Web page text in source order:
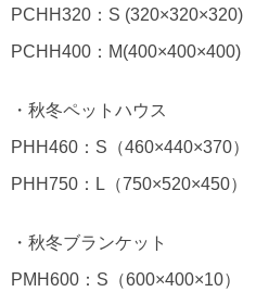
PCHH320：S (320×320×320)
PCHH400：M(400×400×400)
・秋冬ペットハウス
PHH460：S（460×440×370）
PHH750：L（750×520×450）
・秋冬ブランケット
PMH600：S（600×400×10）